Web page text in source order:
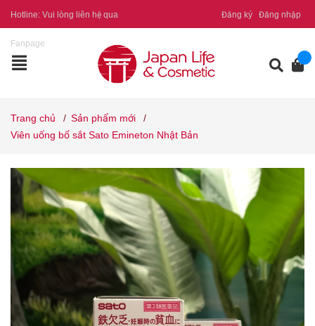
Hotline: Vui lòng liên hệ qua
Fanpage
Đăng ký Đăng nhập
Trang chủ / Sản phẩm mới
/
Viên uống bổ sắt Sato Emineton Nhật Bản